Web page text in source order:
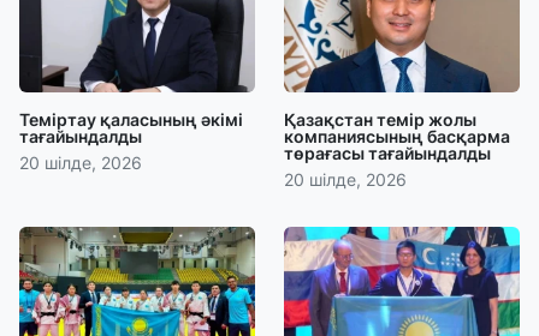
Теміртау қаласының әкімі
тағайындалды
20 шілде, 2026
Қазақстан темір жолы
компаниясының басқарма
төрағасы тағайындалды
20 шілде, 2026